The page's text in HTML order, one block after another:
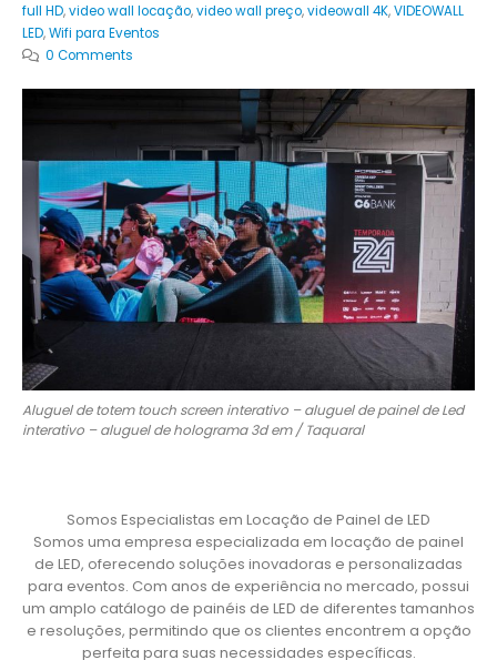
full HD,video wall locação,video wall preço,videowall 4K,VIDEOWALL
LED,Wifi para Eventos
0 Comments
Aluguel de totem touch screen interativo – aluguel de painel de Led
interativo – aluguel de holograma 3d em / Taquaral
Somos Especialistas em Locação de Painel de LED
Somos uma empresa especializada em locação de painel
de LED, oferecendo soluções inovadoras e personalizadas
para eventos. Com anos de experiência no mercado, possui
um amplo catálogo de painéis de LED de diferentes tamanhos
e resoluções, permitindo que os clientes encontrem a opção
perfeita para suas necessidades específicas.